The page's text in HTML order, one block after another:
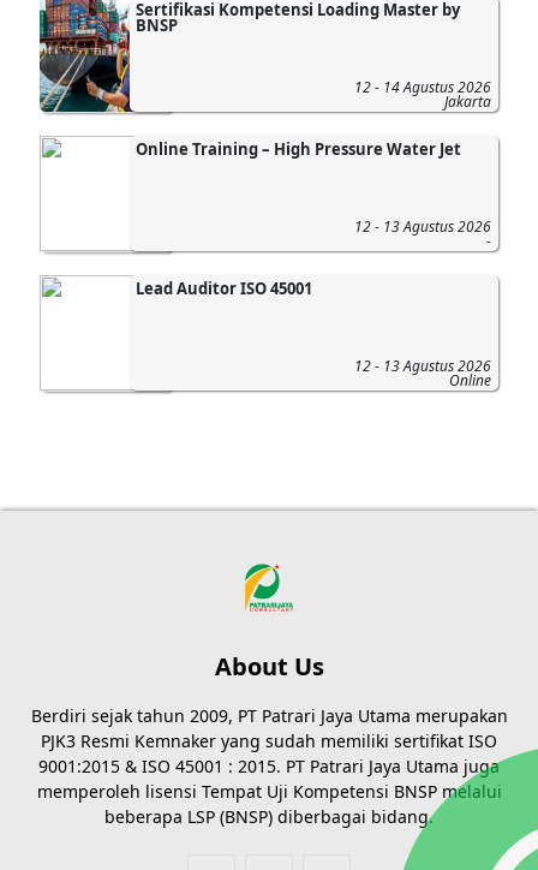
Sertifikasi Kompetensi Loading Master by
BNSP
12 - 14 Agustus 2026
Jakarta
Online Training – High Pressure Water Jet
12 - 13 Agustus 2026
-
Lead Auditor ISO 45001
12 - 13 Agustus 2026
Online
About Us
Berdiri sejak tahun 2009, PT Patrari Jaya Utama merupakan
PJK3 Resmi Kemnaker yang sudah memiliki sertifikat ISO
9001:2015 & ISO 45001 : 2015. PT Patrari Jaya Utama juga
memperoleh lisensi Tempat Uji Kompetensi BNSP melalui
beberapa LSP (BNSP) diberbagai bidang.